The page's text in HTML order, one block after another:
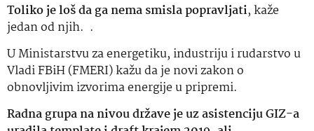
Toliko je loš da ga nema smisla popravljati, kaže
jedan od njih. .
U Ministarstvu za energetiku, industriju i rudarstvo u
Vladi FBiH (FMERI) kažu da je novi zakon o
obnovljivim izvorima energije u pripremi.
Radna grupa na nivou države je uz asistenciju GIZ-a